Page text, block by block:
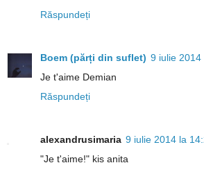
Răspundeți
Boem (părți din suflet) 9 iulie 2014
Je t'aime Demian
Răspundeți
alexandrusimaria 9 iulie 2014 la
"Je t'aime!" kis anita